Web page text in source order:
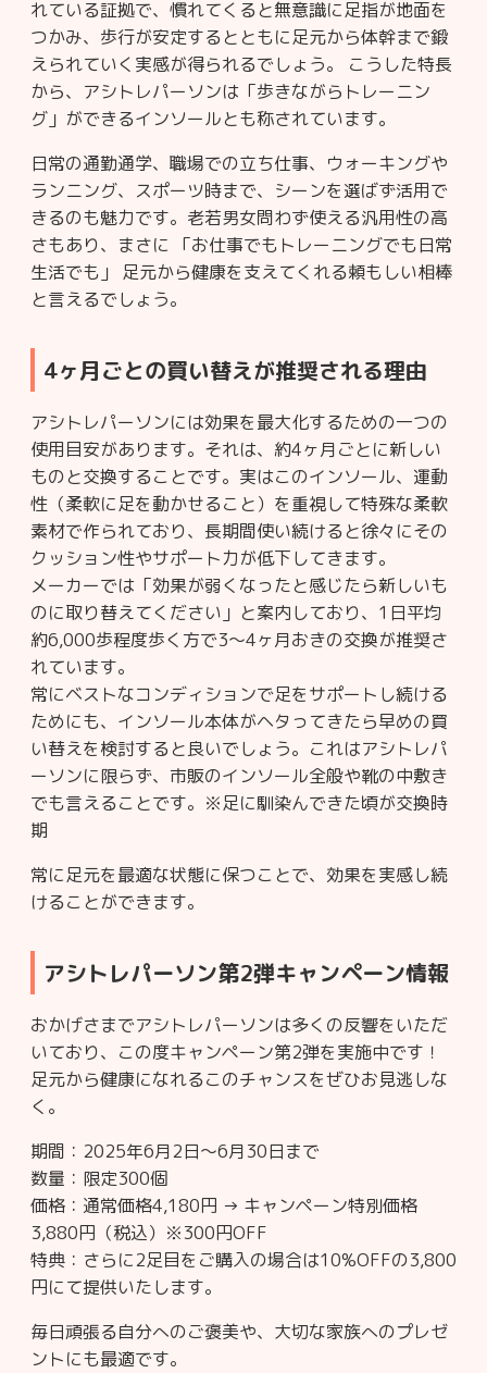
れている証拠で、慣れてくると無意識に足指が地面を
つかみ、歩行が安定するとともに足元から体幹まで鍛
えられていく実感が得られるでしょう。 こうした特長
から、アシトレパーソンは「歩きながらトレーニン
グ」ができるインソールとも称されています。
日常の通勤通学、職場での立ち仕事、ウォーキングや
ランニング、スポーツ時まで、シーンを選ばず活用で
きるのも魅力です。老若男女問わず使える汎用性の高
さもあり、まさに 「お仕事でもトレーニングでも日常
生活でも」 足元から健康を支えてくれる頼もしい相棒
と言えるでしょう。
4ヶ月ごとの買い替えが推奨される理由
アシトレパーソンには効果を最大化するための一つの
使用目安があります。それは、約4ヶ月ごとに新しい
ものと交換することです。実はこのインソール、運動
性（柔軟に足を動かせること）を重視して特殊な柔軟
素材で作られており、長期間使い続けると徐々にその
クッション性やサポート力が低下してきます。
メーカーでは「効果が弱くなったと感じたら新しいも
のに取り替えてください」と案内しており、1日平均
約6,000歩程度歩く方で3〜4ヶ月おきの交換が推奨さ
れています。
常にベストなコンディションで足をサポートし続ける
ためにも、インソール本体がヘタってきたら早めの買
い替えを検討すると良いでしょう。これはアシトレパ
ーソンに限らず、市販のインソール全般や靴の中敷き
でも言えることです。※足に馴染んできた頃が交換時
期
常に足元を最適な状態に保つことで、効果を実感し続
けることができます。
アシトレパーソン第2弾キャンペーン情報
おかげさまでアシトレパーソンは多くの反響をいただ
いており、この度キャンペーン第2弾を実施中です！
足元から健康になれるこのチャンスをぜひお見逃しな
く。
期間：2025年6月2日〜6月30日まで
数量：限定300個
価格：通常価格4,180円 → キャンペーン特別価格
3,880円（税込）※300円OFF
特典：さらに2足目をご購入の場合は10%OFFの3,800
円にて提供いたします。
毎日頑張る自分へのご褒美や、大切な家族へのプレゼ
ントにも最適です。